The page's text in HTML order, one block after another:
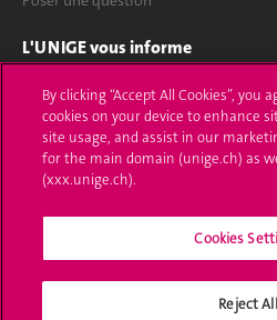
L'UNIGE vous informe
UNIGE Mobile
Médias
Offres d'emploi
Calendrier académique
By clicking “Accept All Cookies”,
cookies on your device to enhance
site usage, and assist in our
for the main domain (unige.ch) as
(xxx.unige.ch).
Cookies
Reject All